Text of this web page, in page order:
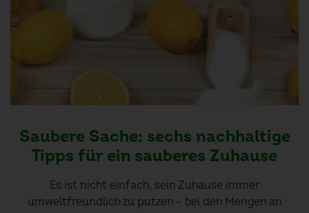
Saubere Sache: sechs nachhaltige
Tipps für ein sauberes Zuhause
Es ist nicht einfach, sein Zuhause immer
umweltfreundlich zu putzen – bei den Mengen an